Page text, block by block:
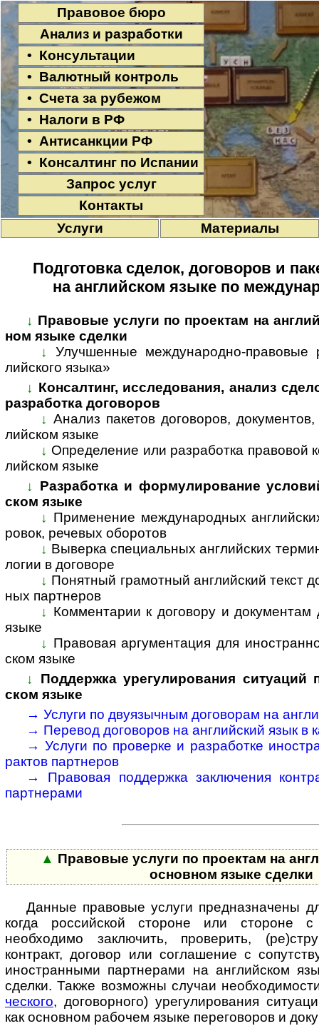
Правовое бюро
Анализ и разработки
• Консультации
• Валютный контроль
• Счета за рубежом
• Налоги в РФ
• Антисанкции РФ
• Консалтинг по Испании
Запрос услуг
Контакты
Услуги
Материалы
Подготовка сделок, договоров и
на английском языке по
↓ Правовые услуги по проектам на
ном язы­ке сделки
↓
Улучшенные международно-
лийс­кого языка»
↓ Консалтинг, исследования, анализ
раз­ра­ботка дого­воров
↓ Анализ пакетов договоров,
лий­ском языке
↓ Определение или разработка правовой
лий­ском языке
↓
Разработка и формулирование
ском языке
↓ Применение международных
ро­вок, рече­вых обо­ротов
↓ Выверка специальных английских
ло­гии в дого­воре
↓ Понятный грамотный английский текст
ных парт­неров
↓ Комментарии к договору и документам
языке
↓ Правовая аргументация для
ском языке
↓
Поддержка урегулирования
ском языке
→ Услуги по двуязычным договорам на
→ Перевод договоров на анг­лий­ский язык в
→ Услуги по проверке и разработке
рактов парт­неров
→
Правовая поддержка заключения
парт­нерами
▲ Правовые услуги по проектам на
основном языке сделки
Данные правовые услуги предназначены
когда российской стороне или стороне с
необходимо заключить, проверить,
контракт, договор или соглашение с
иностранными партнерами на английском
сделки. Также возможны случаи
чес­ко­го, договорного) урегулирования
как основном рабочем языке переговоров и